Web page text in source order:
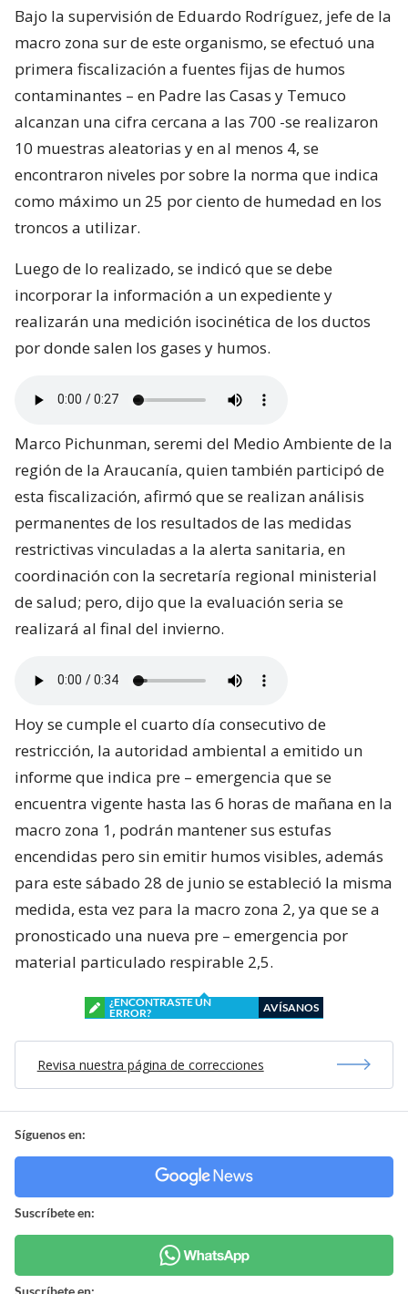
Bajo la supervisión de Eduardo Rodríguez, jefe de la
macro zona sur de este organismo, se efectuó una
primera fiscalización a fuentes fijas de humos
contaminantes – en Padre las Casas y Temuco
alcanzan una cifra cercana a las 700 -se realizaron
10 muestras aleatorias y en al menos 4, se
encontraron niveles por sobre la norma que indica
como máximo un 25 por ciento de humedad en los
troncos a utilizar.
Luego de lo realizado, se indicó que se debe
incorporar la información a un expediente y
realizarán una medición isocinética de los ductos
por donde salen los gases y humos.
Marco Pichunman, seremi del Medio Ambiente de la
región de la Araucanía, quien también participó de
esta fiscalización, afirmó que se realizan análisis
permanentes de los resultados de las medidas
restrictivas vinculadas a la alerta sanitaria, en
coordinación con la secretaría regional ministerial
de salud; pero, dijo que la evaluación seria se
realizará al final del invierno.
Hoy se cumple el cuarto día consecutivo de
restricción, la autoridad ambiental a emitido un
informe que indica pre – emergencia que se
encuentra vigente hasta las 6 horas de mañana en la
macro zona 1, podrán mantener sus estufas
encendidas pero sin emitir humos visibles, además
para este sábado 28 de junio se estableció la misma
medida, esta vez para la macro zona 2, ya que se a
pronosticado una nueva pre – emergencia por
material particulado respirable 2,5.
¿ENCONTRASTE UN
ERROR?
AVÍSANOS
Revisa nuestra página de correcciones
Síguenos en:
Suscríbete en:
Suscríbete en: